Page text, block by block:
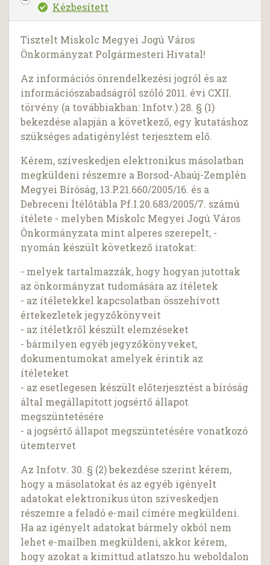
Kézbesített
Tisztelt Miskolc Megyei Jogú Város
Önkormányzat Polgármesteri Hivatal!
Az információs önrendelkezési jogról és az
információszabadságról szóló 2011. évi CXII.
törvény (a továbbiakban: Infotv.) 28. § (1)
bekezdése alapján a következő, egy kutatáshoz
szükséges adatigénylést terjesztem elő.
Kérem, szíveskedjen elektronikus másolatban
megküldeni részemre a Borsod-Abaúj-Zemplén
Megyei Bíróság, 13.P.21.660/2005/16. és a
Debreceni Ítélőtábla Pf.I.20.683/2005/7. számú
ítélete - melyben Miskolc Megyei Jogú Város
Önkormányzata mint alperes szerepelt, -
nyomán készült következő iratokat:
- melyek tartalmazzák, hogy hogyan jutottak
az önkormányzat tudomására az ítéletek
- az ítéletekkel kapcsolatban összehívott
értekezletek jegyzőkönyveit
- az ítéletkről készült elemzéseket
- bármilyen egyéb jegyzőkönyveket,
dokumentumokat amelyek érintik az
ítéleteket
- az esetlegesen készült előterjesztést a bíróság
által megállapított jogsértő állapot
megszüntetésére
- a jogsértő állapot megszüntetésére vonatkozó
ütemtervet
Az Infotv. 30. § (2) bekezdése szerint kérem,
hogy a másolatokat és az egyéb igényelt
adatokat elektronikus úton szíveskedjen
részemre a feladó e-mail címére megküldeni.
Ha az igényelt adatokat bármely okból nem
lehet e-mailben megküldeni, akkor kérem,
hogy azokat a kimittud.atlatszo.hu weboldalon